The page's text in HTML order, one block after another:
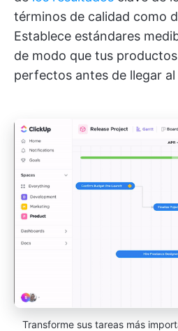
términos de calidad como
Establece estándares
de modo que tus
perfectos antes de llegar al
Transforme sus tareas más